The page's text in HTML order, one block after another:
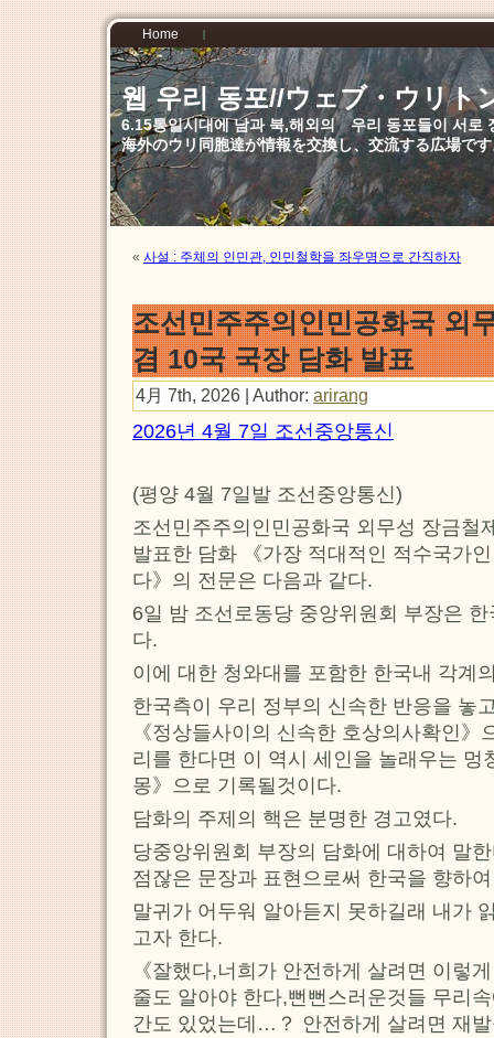
Home
웹 우리 동포//ウェブ・ウリト
6.15통일시대에 남과 북,해외의 우리 동포들이 서로
海外のウリ同胞達が情報を交換し、交流する広場で
« 사설 : 주체의 인민관, 인민철학을 좌우명으로 간직하자
조선민주주의인민공화국 외
겸 10국 국장 담화 발표
4月 7th, 2026 | Author: arirang
2026년 4월 7일 조선중앙통신
(평양 4월 7일발 조선중앙통신)
조선민주주의인민공화국 외무성 장금철
발표한 담화 《가장 적대적인 적수국가
다》의 전문은 다음과 같다.
6일 밤 조선로동당 중앙위원회 부장은
다.
이에 대한 청와대를 포함한 한국내 각계
한국측이 우리 정부의 신속한 반응을 놓
《정상들사이의 신속한 호상의사확인
리를 한다면 이 역시 세인을 놀래우는 멍
몽》으로 기록될것이다.
담화의 주제의 핵은 분명한 경고였다.
당중앙위원회 부장의 담화에 대하여 말
점잖은 문장과 표현으로써 한국을 향하
말귀가 어두워 알아듣지 못하길래 내가
고자 한다.
《잘했다,너희가 안전하게 살려면 이렇
줄도 알아야 한다,뻔뻔스러운것들 무리
간도 있었는데…？ 안전하게 살려면 재